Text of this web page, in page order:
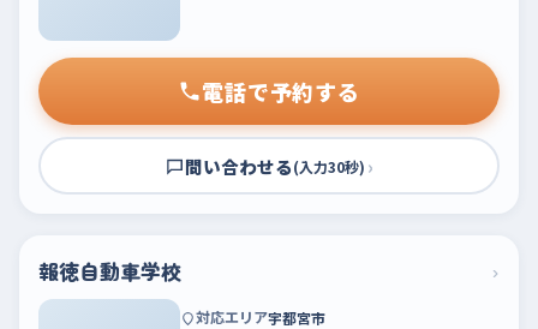
電話で予約する
問い合わせる(入力30秒) ›
報徳自動車学校 ›
対応エリア宇都宮市